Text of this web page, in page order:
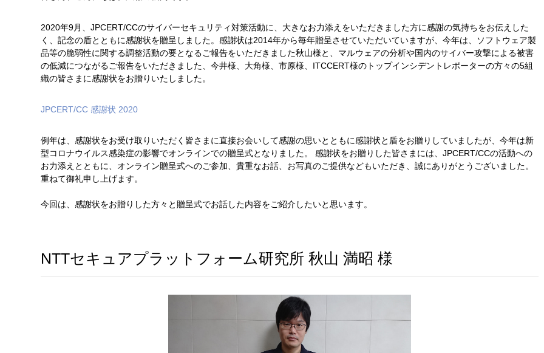
2020年9月、JPCERT/CCのサイバーセキュリティ対策活動に、大きなお力添えをいただきました方に感謝の気持ちをお伝えした
く、記念の盾とともに感謝状を贈呈しました。感謝状は2014年から毎年贈呈させていただいていますが、今年は、ソフトウェア製
品等の脆弱性に関する調整活動の要となるご報告をいただきました秋山様と、マルウェアの分析や国内のサイバー攻撃による被害
の低減につながるご報告をいただきました、今井様、大角様、市原様、ITCCERT様のトップインシデントレポーターの方々の5組
織の皆さまに感謝状をお贈りいたしました。
JPCERT/CC 感謝状 2020
例年は、感謝状をお受け取りいただく皆さまに直接お会いして感謝の思いとともに感謝状と盾をお贈りしていましたが、今年は新
型コロナウイルス感染症の影響でオンラインでの贈呈式となりました。 感謝状をお贈りした皆さまには、JPCERT/CCの活動への
お力添えとともに、オンライン贈呈式へのご参加、貴重なお話、お写真のご提供などもいただき、誠にありがとうございました。
重ねて御礼申し上げます。
今回は、感謝状をお贈りした方々と贈呈式でお話した内容をご紹介したいと思います。
NTTセキュアプラットフォーム研究所 秋山 満昭 様